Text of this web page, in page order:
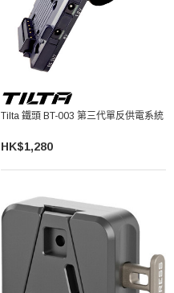
Tilta 鐵頭 BT-003 第三代單反供電系統
HK$1,280